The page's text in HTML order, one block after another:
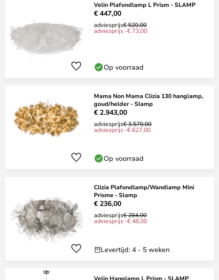
Velin Plafondlamp L Prism - SLAMP
€ 447,00
adviesprijs€ 520,00
adviesprijs -€ 73,00
Op voorraad
Mama Non Mama Clizia 130 hanglamp,
goud/helder - Slamp
€ 2.943,00
adviesprijs€ 3.570,00
adviesprijs -€ 627,00
Op voorraad
Clizia Plafondlamp/Wandlamp Mini
Prisme - Slamp
€ 236,00
adviesprijs€ 284,00
adviesprijs -€ 48,00
Levertijd: 4 - 5 weken
Velin Hanglamp L Prism - SLAMP